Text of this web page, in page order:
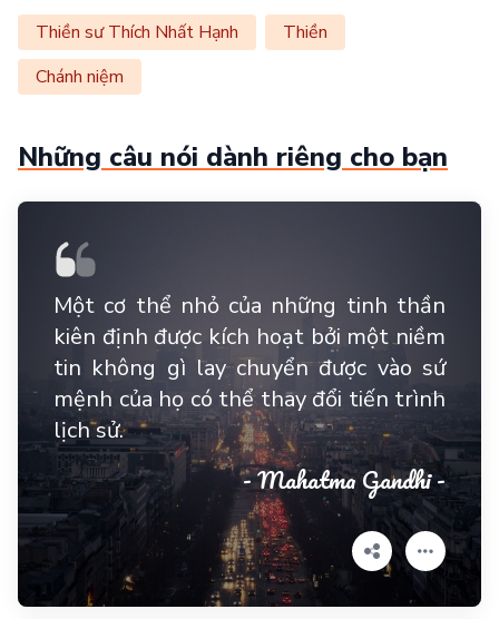
Thiền sư Thích Nhất Hạnh
Thiền
Chánh niệm
Những câu nói dành riêng cho bạn
Một cơ thể nhỏ của những tinh thần
kiên định được kích hoạt bởi một niềm
tin không gì lay chuyển được vào sứ
mệnh của họ có thể thay đổi tiến trình
lịch sử.
- Mahatma Gandhi -